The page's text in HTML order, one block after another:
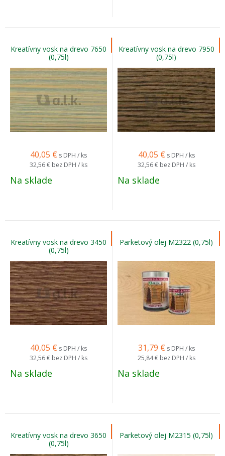
Kreatívny vosk na drevo 7650
(0,75l)
40,05 € s DPH / ks
32,56 € bez DPH / ks
Na sklade
Kreatívny vosk na drevo 7950
(0,75l)
40,05 € s DPH / ks
32,56 € bez DPH / ks
Na sklade
Kreatívny vosk na drevo 3450
(0,75l)
40,05 € s DPH / ks
32,56 € bez DPH / ks
Na sklade
Parketový olej M2322 (0,75l)
31,79 € s DPH / ks
25,84 € bez DPH / ks
Na sklade
Kreatívny vosk na drevo 3650
(0,75l)
Parketový olej M2315 (0,75l)